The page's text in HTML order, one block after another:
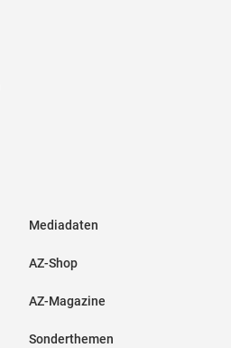
Mediadaten
AZ-Shop
AZ-Magazine
Sonderthemen